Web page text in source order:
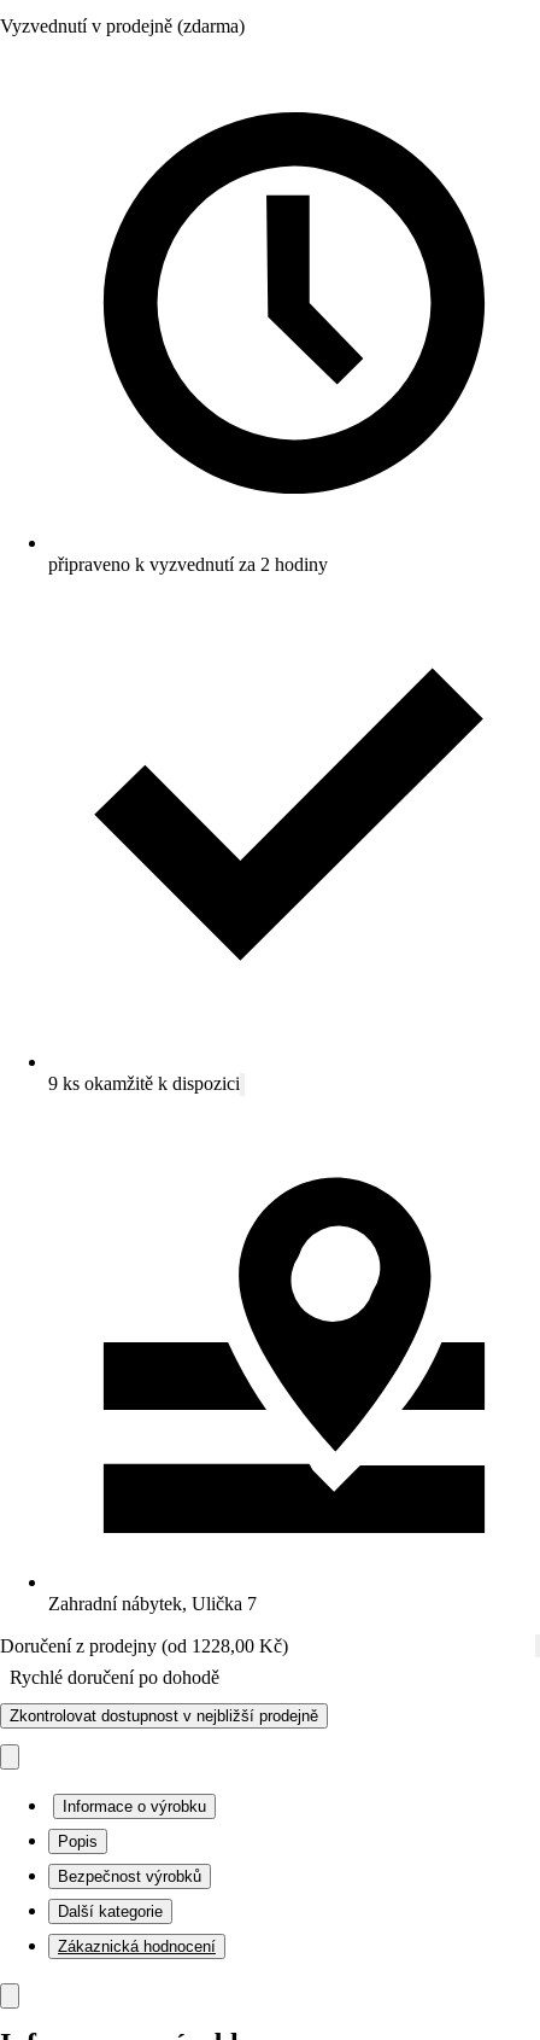
Vyzvednutí v prodejně (zdarma)
připraveno k vyzvednutí za 2 hodiny
9 ks okamžitě k dispozici
Zahradní nábytek, Ulička 7
Doručení z prodejny (od 1228,00 Kč)
Rychlé doručení po dohodě
Zkontrolovat dostupnost v nejbližší prodejně
Informace o výrobku
Popis
Bezpečnost výrobků
Další kategorie
Zákaznická hodnocení